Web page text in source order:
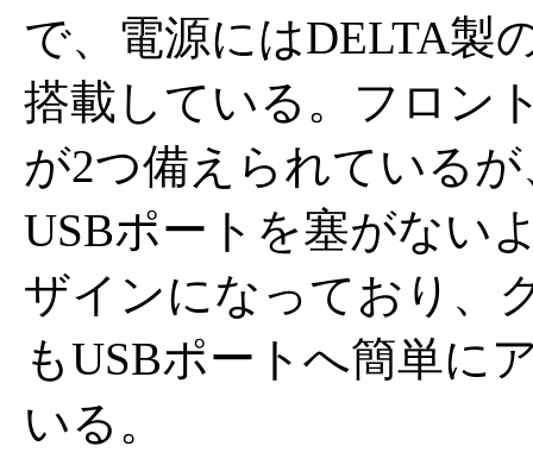
で、電源にはDELTA製
搭載している。フロン
が2つ備えられている
USBポートを塞がない
ザインになっており、
もUSBポートへ簡単に
いる。